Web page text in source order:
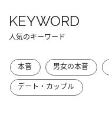
KEYWORD
人気のキーワード
本音 男女の本音
デート・カップル